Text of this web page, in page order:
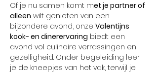
Of je nu samen komt met je partner of
alleen wilt genieten van een
bijzondere avond, onze Valentijns
kook- en dinerervaring biedt een
avond vol culinaire verrassingen en
gezelligheid. Onder begeleiding leer
je de kneepjes van het vak, terwijl je